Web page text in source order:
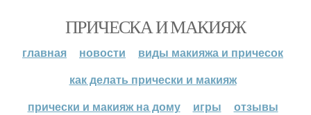
ПРИЧЕСКА И МАКИЯЖ
главная новости
виды макияжа и причесок
как делать прически и макияж
прически и макияж на дому
игры отзывы